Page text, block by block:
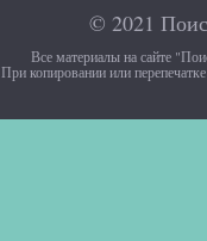
© 2021
Все материалы на сайте
При копировании или